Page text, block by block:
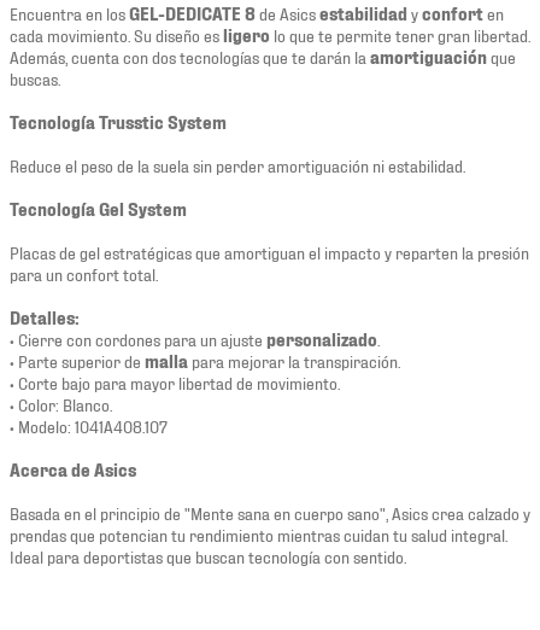
Encuentra en losGEL-DEDICATE 8de Asicsestabilidad yconforten
cada movimiento. Su diseño esligero lo que te permite tener gran libertad.
Además, cuenta con dos tecnologías que te darán la amortiguaciónque
buscas.
Tecnología Trusstic System
Reduce el peso de la suela sin perder amortiguación ni estabilidad.
Tecnología Gel System
Placas de gel estratégicas que amortiguan el impacto y reparten la presión
para un confort total.
Detalles:
• Cierre con cordones para un ajuste personalizado
• Parte superior de malla para mejorar la transpiración.
• Corte bajo para mayor libertad de movimiento.
• Color: Blanco.
• Modelo: 1041A408.107
Acerca de Asics
Basada en el principio de "Mente sana en cuerpo sano", Asics crea calzado y
prendas que potencian tu rendimiento mientras cuidan tu salud integral.
Ideal para deportistas que buscan tecnología con sentido.